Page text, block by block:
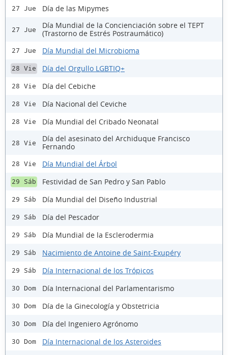
27 Jue Día de las Mipymes
27 Jue
Día Mundial de la Concienciación sobre el TEPT
(Trastorno de Estrés Postraumático)
27 Jue Día Mundial del Microbioma
28 Vie Día del Orgullo LGBTIQ+
28 Vie Día del Cebiche
28 Vie Día Nacional del Ceviche
28 Vie Día Mundial del Cribado Neonatal
28 Vie
Día del asesinato del Archiduque Francisco
Fernando
28 Vie Día Mundial del Árbol
29 Sáb Festividad de San Pedro y San Pablo
29 Sáb Día Mundial del Diseño Industrial
29 Sáb Día del Pescador
29 Sáb Día Mundial de la Esclerodermia
29 Sáb Nacimiento de Antoine de Saint-Exupéry
29 Sáb Día Internacional de los Trópicos
30 Dom Día Internacional del Parlamentarismo
30 Dom Día de la Ginecología y Obstetricia
30 Dom Día del Ingeniero Agrónomo
30 Dom
Día Internacional de los Asteroides